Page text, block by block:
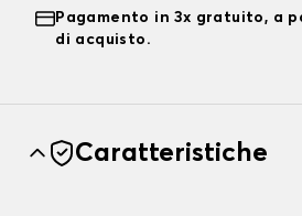
Pagamento in 3x gratuito, a
di acquisto.
Caratteristiche